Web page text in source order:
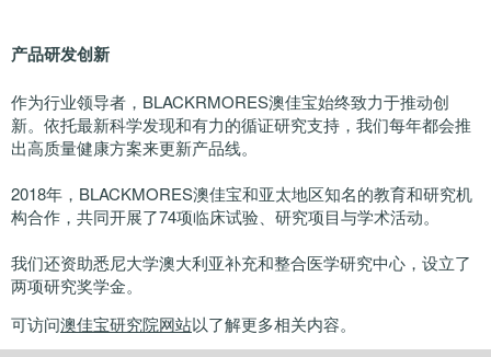
产品研发创新
作为行业领导者，BLACKRMORES澳佳宝始终致力于推动创
新。依托最新科学发现和有力的循证研究支持，我们每年都会推
出高质量健康方案来更新产品线。
2018年，BLACKMORES澳佳宝和亚太地区知名的教育和研究机
构合作，共同开展了74项临床试验、研究项目与学术活动。
我们还资助悉尼大学澳大利亚补充和整合医学研究中心，设立了
两项研究奖学金。
可访问澳佳宝研究院网站以了解更多相关内容。